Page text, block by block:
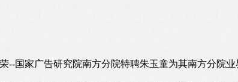
--国家广告研究院南方分院特聘朱玉童为其南方分院